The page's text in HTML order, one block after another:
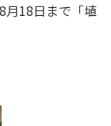
月18日まで「埴